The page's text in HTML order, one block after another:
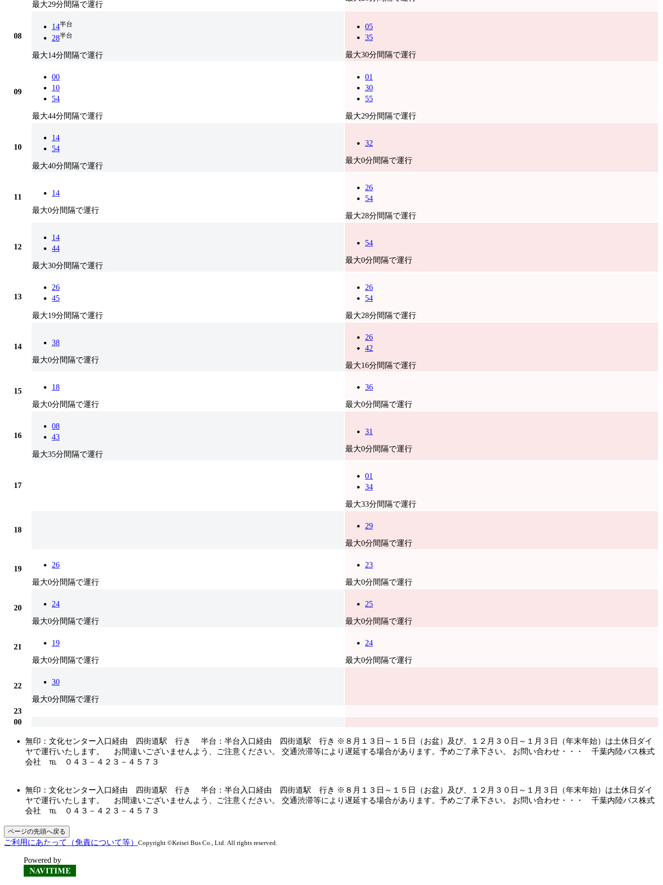
最大29分間隔で運行
08
14半台
28半台
最大14分間隔で運行
05
35
最大30分間隔で運行
09
00
10
54
最大44分間隔で運行
01
30
55
最大29分間隔で運行
10
14
54
最大40分間隔で運行
32
最大0分間隔で運行
11 14
最大0分間隔で運行
26
54
最大28分間隔で運行
12
14
44
最大30分間隔で運行
54
最大0分間隔で運行
13
26
45
最大19分間隔で運行
26
54
最大28分間隔で運行
14 38
最大0分間隔で運行
26
42
最大16分間隔で運行
15 18
最大0分間隔で運行
36
最大0分間隔で運行
16
08
43
最大35分間隔で運行
31
最大0分間隔で運行
17
01
34
最大33分間隔で運行
18 29
最大0分間隔で運行
19 26
最大0分間隔で運行
23
最大0分間隔で運行
20 24
最大0分間隔で運行
25
最大0分間隔で運行
21 19
最大0分間隔で運行
24
最大0分間隔で運行
22 30
最大0分間隔で運行
23
00
無印：文化センター入口経由 四街道駅 行き 半台：半台入口経由 四街道駅 行き ※８月１３日～１５日（お盆）及び、１２月３０日～１月３日（年末年始）は土休日ダイ
ヤで運行いたします。 お間違いございませんよう、ご注意ください。 交通渋滞等により遅延する場合があります。予めご了承下さい。 お問い合わせ・・・ 千葉内陸バス株式
会社 ℡ ０４３－４２３－４５７３
無印：文化センター入口経由 四街道駅 行き 半台：半台入口経由 四街道駅 行き ※８月１３日～１５日（お盆）及び、１２月３０日～１月３日（年末年始）は土休日ダイ
ヤで運行いたします。 お間違いございませんよう、ご注意ください。 交通渋滞等により遅延する場合があります。予めご了承下さい。 お問い合わせ・・・ 千葉内陸バス株式
会社 ℡ ０４３－４２３－４５７３
ページの先頭へ戻る
ご利用にあたって（免責について等） Copyright ©Keisei Bus Co., Ltd. All rights reserved.
Powered by